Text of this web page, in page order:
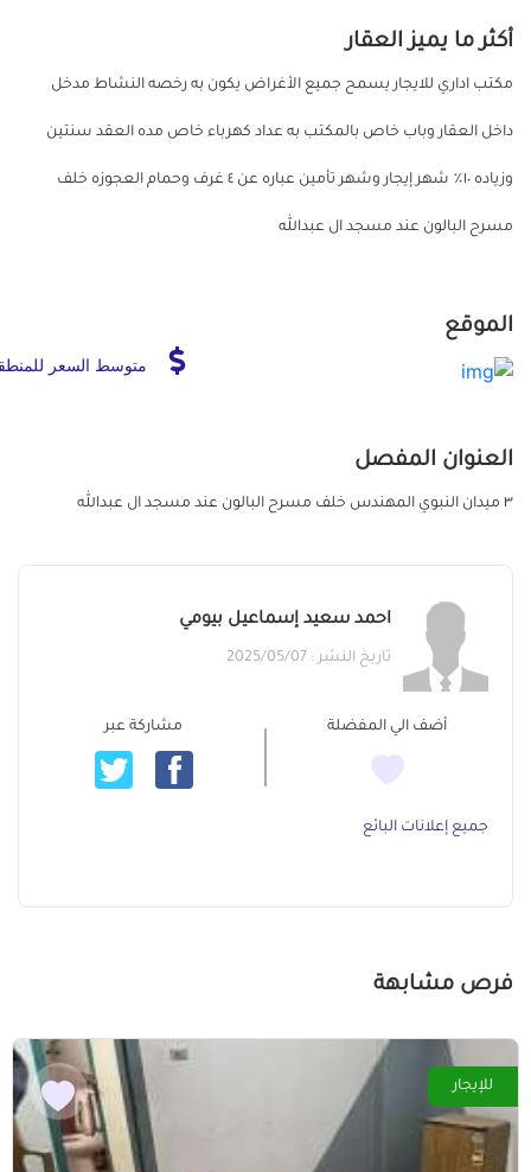
أكثر ما يميز العقار
مكتب اداري للايجار يسمح جميع الأغراض يكون به رخصه النشاط مدخل
داخل العقار وباب خاص بالمكتب به عداد كهرباء خاص مده العقد سنتين
وزياده ١٠٪ شهر إيجار وشهر تأمين عباره عن ٤ غرف وحمام العجوزه خلف
مسرح البالون عند مسجد ال عبدالله
الموقع
متوسط السعر
العنوان المفصل
٣ ميدان النبوي المهندس خلف مسرح البالون عند مسجد ال عبدالله
احمد سعيد إسماعيل بيومي
تاريخ النشر : 2025/05/07
أضف الي المفضلة مشاركة عبر
جميع إعلانات البائع
فرص مشابهة
للإيجار